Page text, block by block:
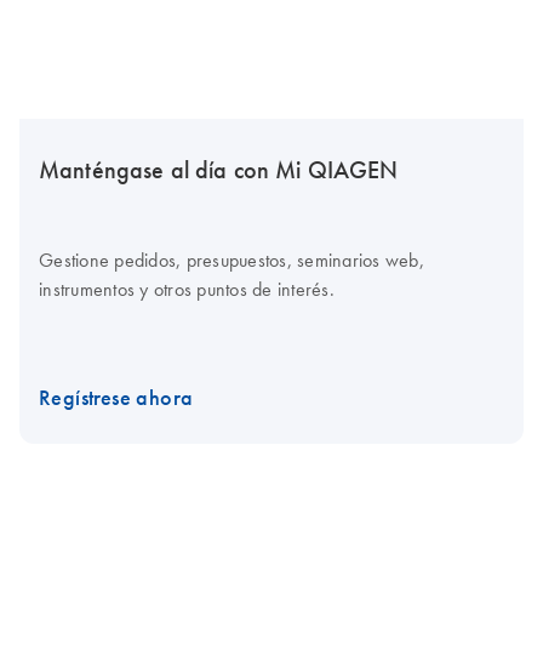
Manténgase al día con Mi QIAGEN
Gestione pedidos, presupuestos, seminarios web,
instrumentos y otros puntos de interés.
Regístrese ahora